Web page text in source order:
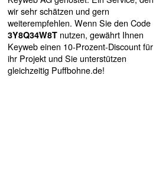
wir sehr schätzen und gern
weiterempfehlen. Wenn Sie den Code
3Y8Q34W8T nutzen, gewährt Ihnen
Keyweb einen 10-Prozent-Discount für
ihr Projekt und Sie unterstützen
gleichzeitig Puffbohne.de!